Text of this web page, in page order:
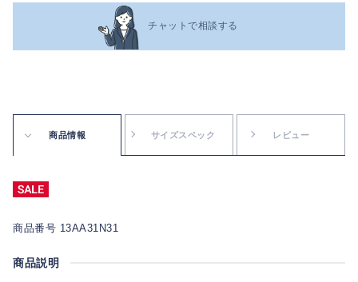
チャットで相談する
商品情報 サイズスペック レビュー
商品番号 13AA31N31
商品説明